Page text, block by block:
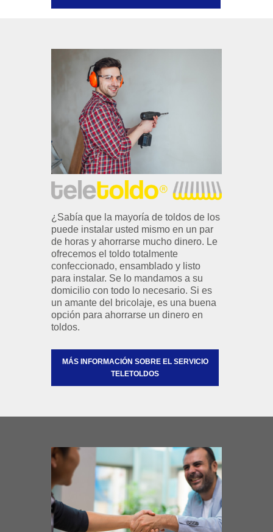
¿Sabía que la mayoría de toldos de los
puede instalar usted mismo en un par
de horas y ahorrarse mucho dinero. Le
ofrecemos el toldo totalmente
confeccionado, ensamblado y listo
para instalar. Se lo mandamos a su
domicilio con todo lo necesario. Si es
un amante del bricolaje, es una buena
opción para ahorrarse un dinero en
toldos.
MÁS INFORMACIÓN SOBRE EL SERVICIO
TELETOLDOS